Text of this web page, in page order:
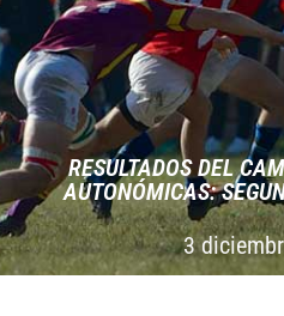
RESULTADOS DEL
AUTONÓMICAS:
3